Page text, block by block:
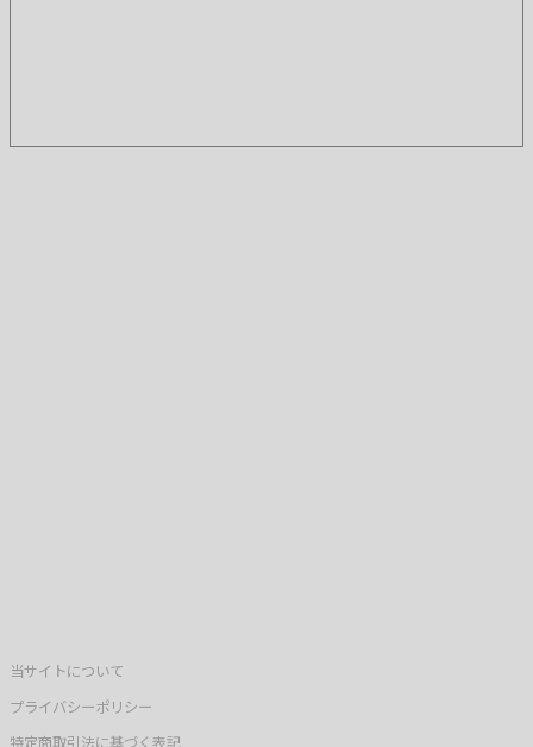
当サイトについて
プライバシーポリシー
特定商取引法に基づく表記